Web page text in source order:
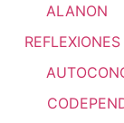
ALANON